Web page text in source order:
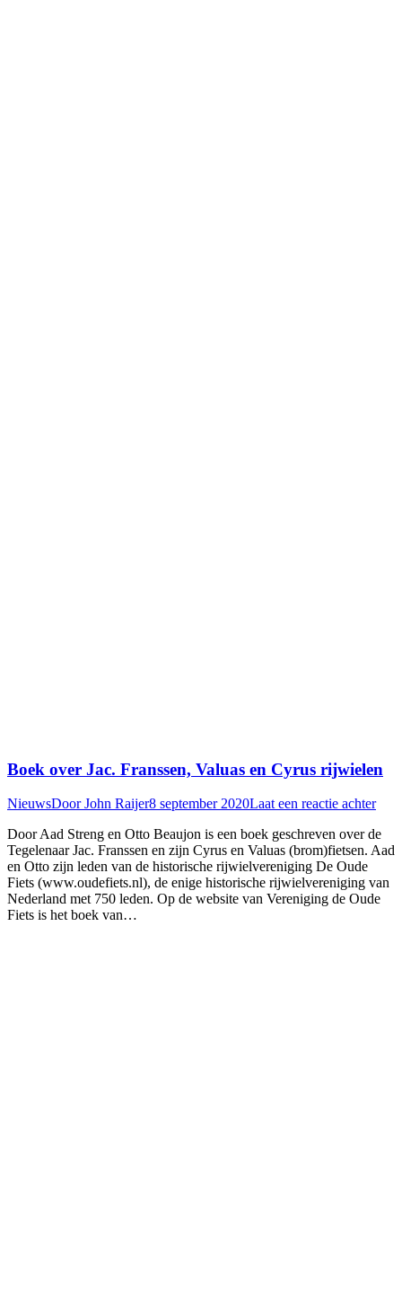
Boek over Jac. Franssen, Valuas en Cyrus rijwielen
NieuwsDoorJohn Raijer8 september 2020Laat een reactie achter
Door Aad Streng en Otto Beaujon is een boek geschreven over de
Tegelenaar Jac. Franssen en zijn Cyrus en Valuas (brom)fietsen. Aad
en Otto zijn leden van de historische rijwielvereniging De Oude
Fiets (www.oudefiets.nl), de enige historische rijwielvereniging van
Nederland met 750 leden. Op de website van Vereniging de Oude
Fiets is het boek van…